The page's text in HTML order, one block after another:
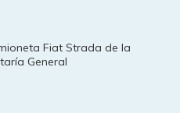
Fiat Strada de la
General